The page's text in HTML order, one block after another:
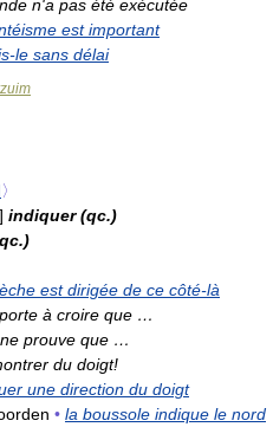
n'a pas été exécutée
est important
le sans délai
〉
indiquer (qc.)
est dirigée de ce côté-là
à croire que …
prouve que …
du doigt!
une direction du doigt
• la boussole indique le nord